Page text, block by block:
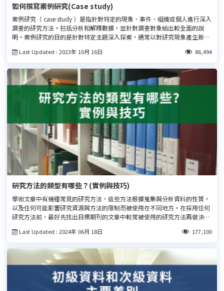
如何撰寫案例研究(Case study)
案例研究（ case study ）是指針對特定的現象、事件、組織或個人進行深入
調查的研究方法。包括分析和解釋數據，並針對調查對象給出較全面的說
明。案例研究的目的是針對特定主題深入探索，通常以對研究現象產生新見
Last Updated : 2023年 10月 16日 86,494
研究方法的類型有哪些？(實例與技巧)
學術文章中有幾種常見的研究方法，這些方法根據蒐集與分析資料的性質，
以及任何可能影響研究資源與方法的限制而被使用在不同地方。在採用任何
研究方法前，最好先找出目標期刊的文章中較常被使用的研究方法再做決
Last Updated : 2024年 06月 18日 177,100